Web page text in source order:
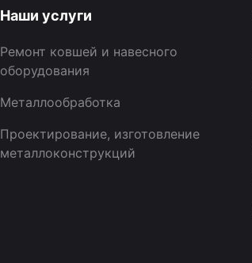
Наши услуги
Ремонт ковшей и навесного
оборудования
Металлообработка
Проектирование, изготовление
металлоконструкций